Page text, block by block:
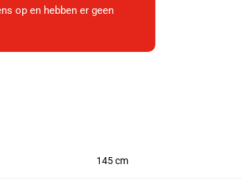
op en hebben er geen
145 cm